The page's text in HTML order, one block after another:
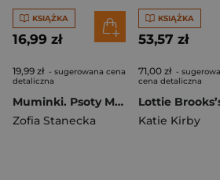
KSIĄŻKA
16,99 zł
19,99 zł - sugerowana cena
detaliczna
Muminki. Psoty Małej Mi. Czytam sobie. Poziom 2
Zofia Stanecka
KSIĄŻKA
53,57 zł
71,00 zł -
cena detaliczna
Katie Kirby